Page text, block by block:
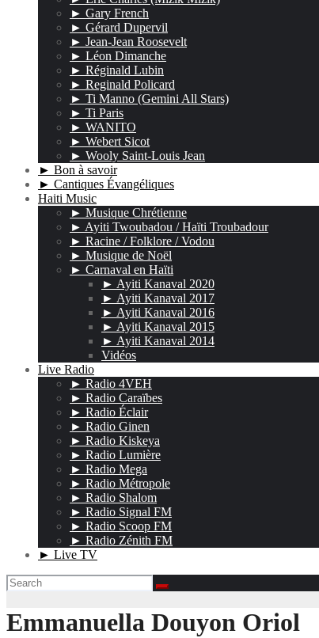
► Gary French
► Gérard Dupervil
► Jean-Jean Roosevelt
► Léon Dimanche
► Réginald Lubin
► Reginald Policard
► Ti Manno (Gemini All Stars)
► Ti Paris
► WANITO
► Webert Sicot
► Wooly Saint-Louis Jean
► Bon à savoir
► Cantiques Évangéliques
Haiti Music
► Musique Chrétienne
► Ayiti Twoubadou / Haïti Troubadour
► Racine / Folklore / Vodou
► Musique de Noël
► Carnaval en Haïti
► Ayiti Kanaval 2020
► Ayiti Kanaval 2017
► Ayiti Kanaval 2016
► Ayiti Kanaval 2015
► Ayiti Kanaval 2014
Vidéos
Live Radio
► Radio 4VEH
► Radio Caraïbes
► Radio Éclair
► Radio Ginen
► Radio Kiskeya
► Radio Lumière
► Radio Mega
► Radio Métropole
► Radio Shalom
► Radio Signal FM
► Radio Scoop FM
► Radio Zénith FM
► Live TV
Emmanuella Douyon Oriol